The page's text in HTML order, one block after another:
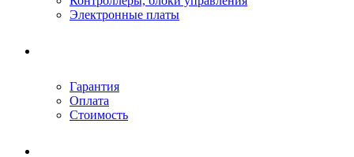
Электронные платы
Гарантия
Оплата
Стоимость